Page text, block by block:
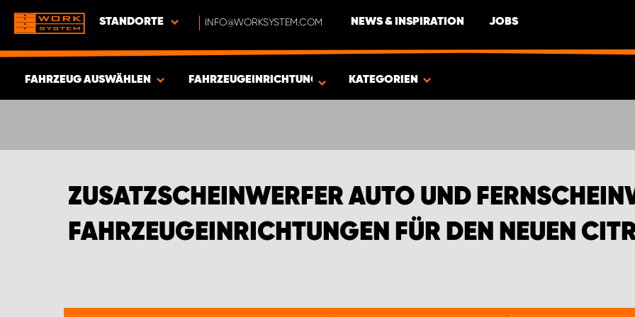
STANDORTE INFO@WORKSYSTEM.COM NEWS & INSPIRATION JOBS
FAHRZEUG AUSWÄHLEN
ARTIKEL
FAHRZEUGEINRICHTUNGEN FÜR DEN NEUEN CITROËN BERLINGO
KATEGORIEN
ZUSATZSCHEINWERFER AUTO UND
FAHRZEUGEINRICHTUNGEN FÜR DEN NEUEN